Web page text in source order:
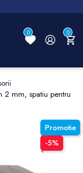
0 0
2 mm, spatiu pentru
Promotie
-5%